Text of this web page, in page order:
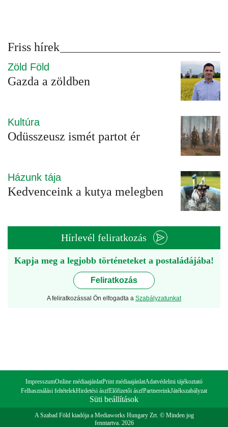
Friss hírek
Zöld Föld
Gazda a zöldben
Kultúra
Odüsszeusz ismét partot ér
Házunk tája
Kedvenceink a kutya melegben
Hírlevél feliratkozás
Kapja meg a legjobb történeteket a postaládájába!
Feliratkozás
A feliratkozással Ön elfogadta a Szabályzatunkat
ImpresszumOnline médiaajánlatPrint médiaajánlatAdatvédelmi tájékoztató
Felhasználási feltételekHirdetési ászfElőfizetői ászfPartnereinkJátékszabályzat
Süti beállítások
A Szabad Föld kiadója a Mediaworks Hungary Zrt. © Minden jog
fenntartva. 2026